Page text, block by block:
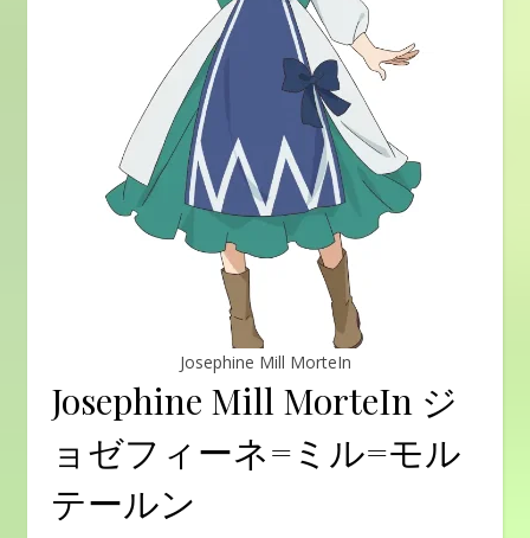
Josephine Mill MorteIn
Josephine Mill MorteIn ジ
ョゼフィーネ=ミル=モル
テールン